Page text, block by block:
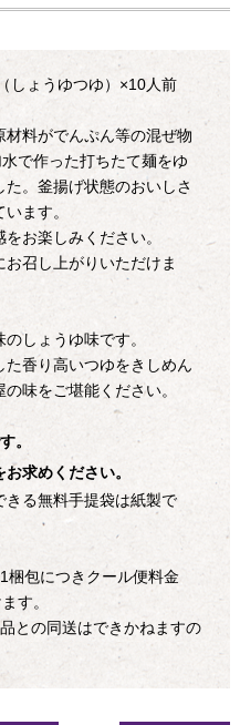
しょうゆつゆ）×10人前
料がでんぷん等の混ぜ物
で作った打ちたて麺をゆ
。釜揚げ状態のおいしさ
ます。
お楽しみください。
召し上がりいただけま
しょうゆ味です。
香り高いつゆをきしめん
味をご堪能ください。
。
お求めください。
きる無料手提袋は紙製で
梱包につきクール便料金
す。
との同送はできかねますの